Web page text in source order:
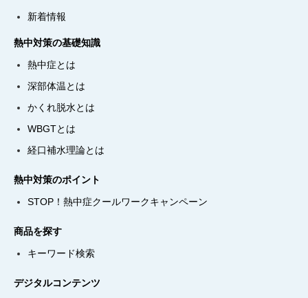
新着情報
熱中対策の基礎知識
熱中症とは
深部体温とは
かくれ脱水とは
WBGTとは
経口補水理論とは
熱中対策のポイント
STOP！熱中症クールワークキャンペーン
商品を探す
キーワード検索
デジタルコンテンツ